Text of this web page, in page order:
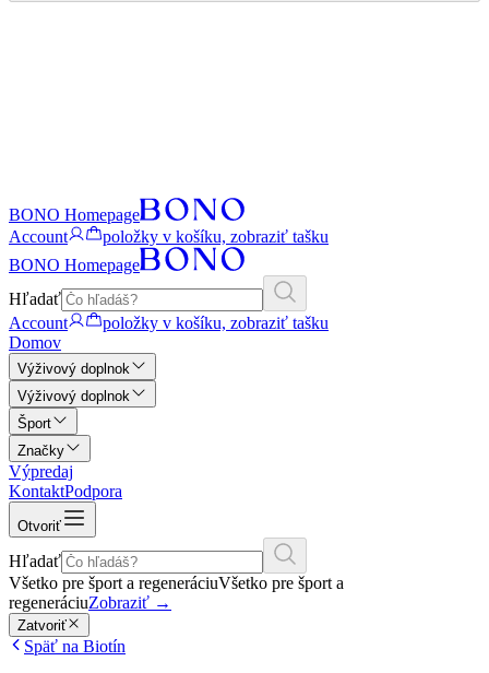
BONO Homepage
Account
položky v košíku, zobraziť tašku
BONO Homepage
Hľadať
Account
položky v košíku, zobraziť tašku
Domov
Výživový doplnok
Výživový doplnok
Šport
Značky
Výpredaj
KontaktPodpora
Otvoriť
Hľadať
Všetko pre šport a regeneráciuVšetko pre šport a
regeneráciuZobraziť →
Zatvoriť
Späť na Biotín